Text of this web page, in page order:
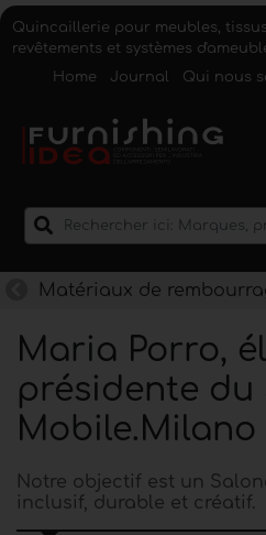
Quincaillerie pour meubles,
revêtements et systèmes
Home
Journal Qui nous
Matériaux de
Maria Porro,
présidente du
Mobile.Milano
Notre objectif est un
inclusif, durable et créatif.